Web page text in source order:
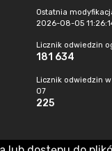
Ostatnia
2026-08-05
Licznik odwiedzin
181 634
Licznik odwiedzin
07
225